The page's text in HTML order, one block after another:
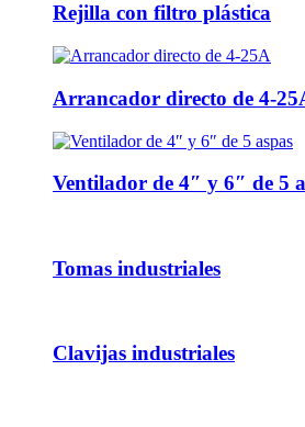
Rejilla con filtro plástica
Arrancador directo de 4-
Ventilador de 4″ y 6″ de 5
Tomas industriales
Clavijas industriales